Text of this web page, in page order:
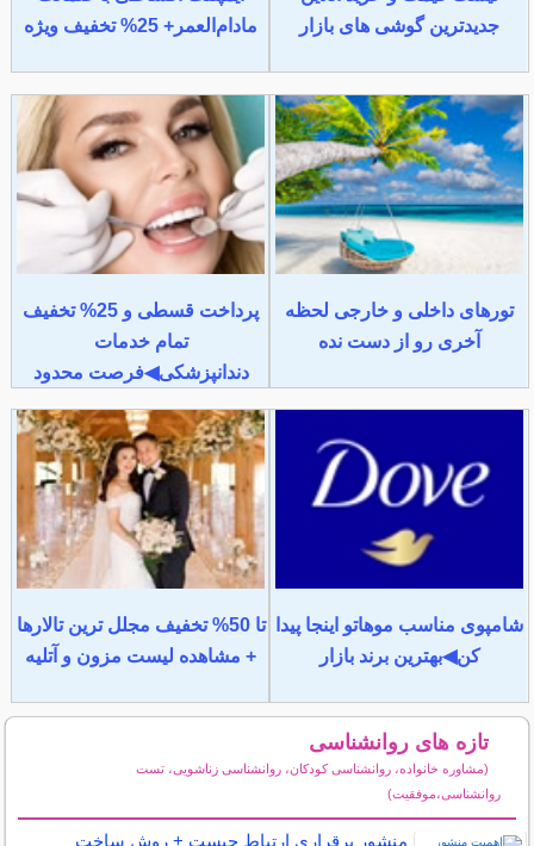
جدیدترین گوشی های بازار
مادام‌العمر+ 25% تخفیف ویژه
تورهای داخلی و خارجی لحظه
آخری رو از دست نده
پرداخت قسطی و 25% تخفیف
تمام خدمات
دندانپزشکی◀فرصت محدود
شامپوی مناسب موهاتو اینجا پیدا
کن◀بهترین برند بازار
تا 50% تخفیف مجلل ترین تالارها
+ مشاهده لیست مزون و آتلیه
تازه های روانشناسی
(مشاوره خانواده، روانشناسی کودکان، روانشناسی زناشویی، تست
روانشناسی،موفقیت)
منشور برقراری ارتباط چیست + روش ساخت